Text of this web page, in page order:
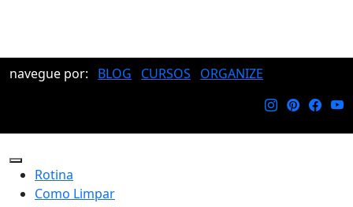
navegue por: BLOG CURSOS ORGANIZE
Rotina
Como Limpar